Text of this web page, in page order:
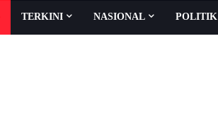
TERKINI NASIONAL POLITIK